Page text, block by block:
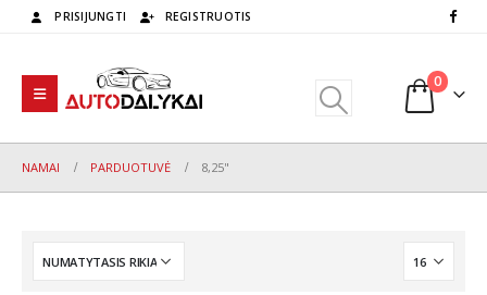
PRISIJUNGTI REGISTRUOTIS
0
NAMAI PARDUOTUVĖ 8,25"